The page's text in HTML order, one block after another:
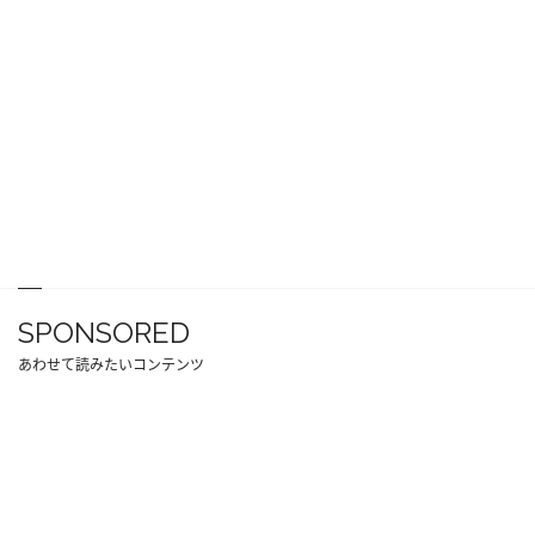
SPONSORED
あわせて読みたいコンテンツ